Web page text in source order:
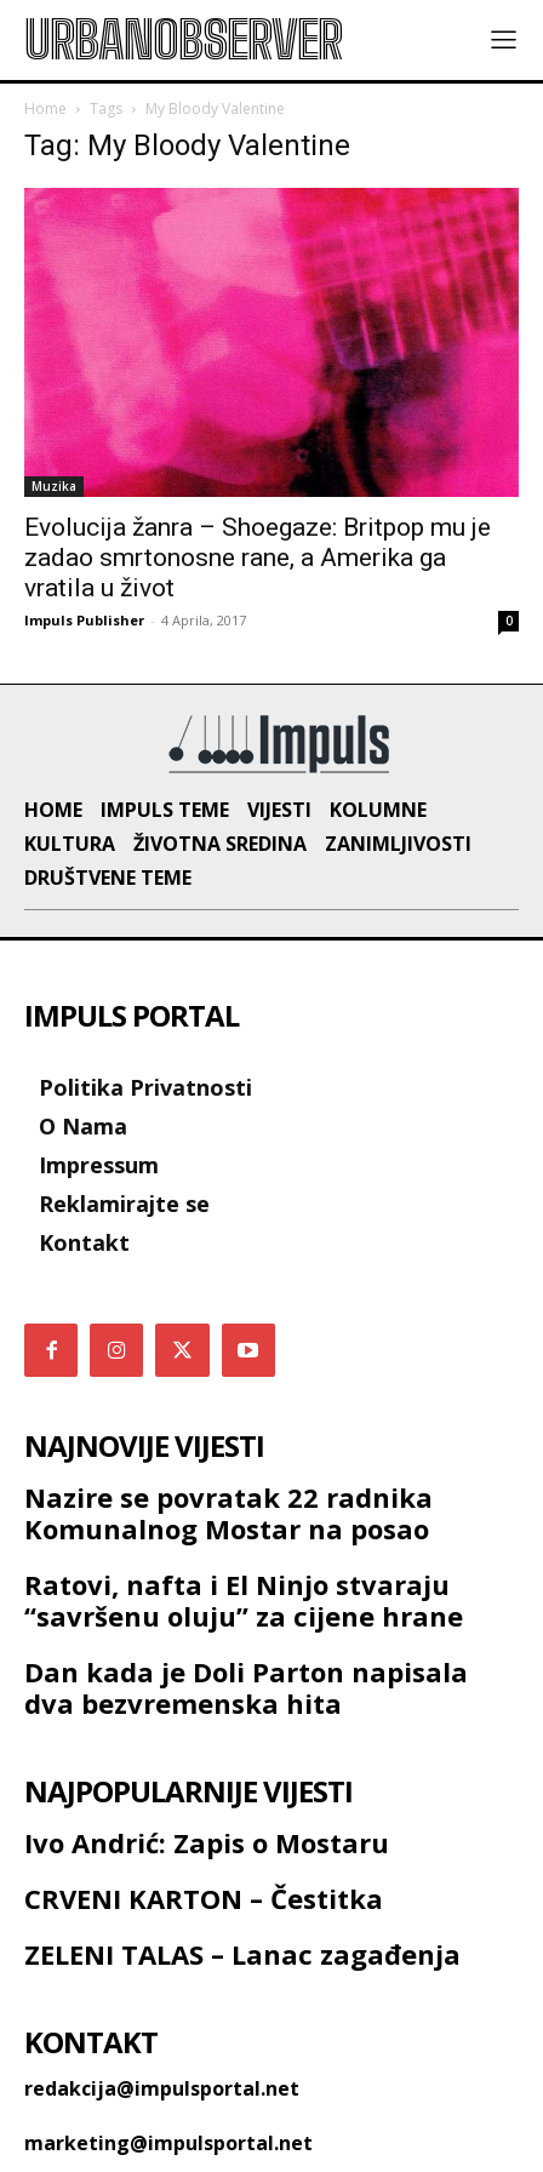
URBANOBSERVER
Home Tags My Bloody Valentine
Tag: My Bloody Valentine
Muzika
Evolucija žanra – Shoegaze: Britpop mu je
zadao smrtonosne rane, a Amerika ga
vratila u život
Impuls Publisher - 4 Aprila, 2017 0
HOME IMPULS TEME VIJESTI
KOLUMNE
KULTURA
ŽIVOTNA SREDINA
ZANIMLJIVOSTI
DRUŠTVENE TEME
IMPULS PORTAL
Politika Privatnosti
O Nama
Impressum
Reklamirajte se
Kontakt
NAJNOVIJE VIJESTI
Nazire se povratak 22 radnika
Komunalnog Mostar na posao
Ratovi, nafta i El Ninjo stvaraju
“savršenu oluju” za cijene hrane
Dan kada je Doli Parton napisala
dva bezvremenska hita
NAJPOPULARNIJE VIJESTI
Ivo Andrić: Zapis o Mostaru
CRVENI KARTON – Čestitka
ZELENI TALAS – Lanac zagađenja
KONTAKT
redakcija@impulsportal.net
marketing@impulsportal.net